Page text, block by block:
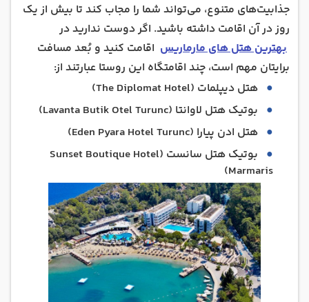
جذابیت‌های متنوع، می‌تواند شما را مجاب کند تا بیش از یک
روز در آن اقامت داشته باشید. اگر دوست ندارید در
بهترین هتل های مارماریس اقامت کنید و بُعد مسافت
برایتان مهم است، چند اقامتگاه این روستا عبارتند از:
هتل دیپلمات (The Diplomat Hotel)
بوتیک هتل لاوانتا (Lavanta Butik Otel Turunc)
هتل ادن پیارا (Eden Pyara Hotel Turunc)
بوتیک هتل سانست (Sunset Boutique Hotel
Marmaris)